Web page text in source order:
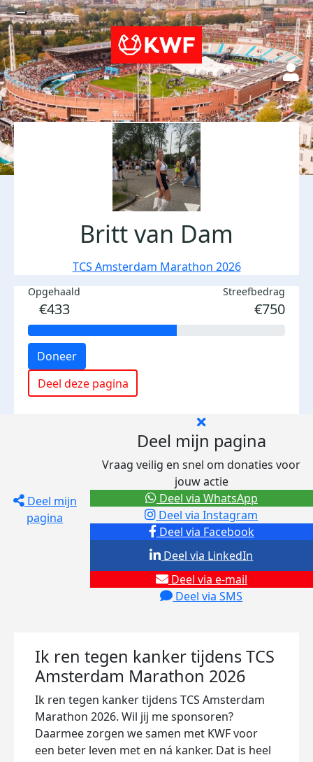
Britt van Dam
TCS Amsterdam Marathon 2026
Opgehaald
€433
Streefbedrag
€750
Doneer
Deel deze pagina
Deel mijn
pagina
Deel mijn pagina
Vraag veilig en snel om donaties voor
jouw actie
Deel via Facebook
Deel via Instagram
Deel via e-mail
Deel via SMS
Deel via LinkedIn
Deel via WhatsApp
Ik ren tegen kanker tijdens TCS
Amsterdam Marathon 2026
Ik ren tegen kanker tijdens TCS Amsterdam
Marathon 2026. Wil jij me sponsoren?
Daarmee zorgen we samen met KWF voor
een beter leven met en ná kanker. Dat is heel